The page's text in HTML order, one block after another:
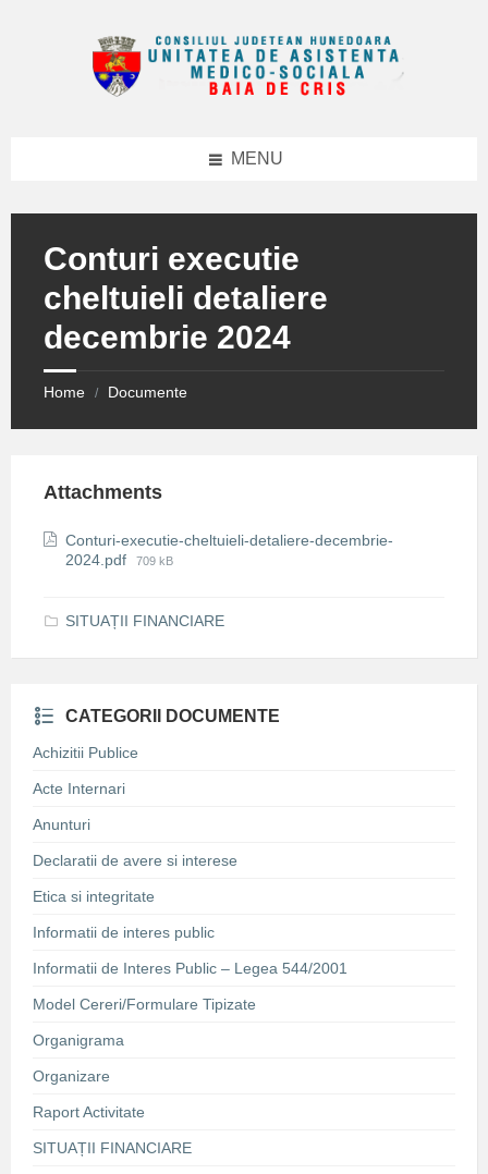
MENU
Conturi executie
cheltuieli detaliere
decembrie 2024
Home / Documente
Attachments
Conturi-executie-cheltuieli-detaliere-decembrie-
2024.pdf File
709 kB
SITUAȚII FINANCIARE
CATEGORII DOCUMENTE
Achizitii Publice
Acte Internari
Anunturi
Declaratii de avere si interese
Etica si integritate
Informatii de interes public
Informatii de Interes Public – Legea 544/2001
Model Cereri/Formulare Tipizate
Organigrama
Organizare
Raport Activitate
SITUAȚII FINANCIARE